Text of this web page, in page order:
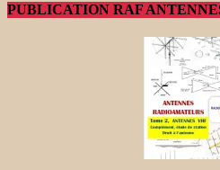
PUBLICATION RAF